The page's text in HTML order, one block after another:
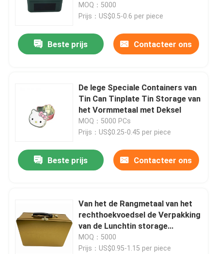
MOQ：5000
Prijs：US$0.5-0.6 per piece
Beste prijs Contacteer ons
De lege Speciale Containers van
Tin Can Tinplate Tin Storage van
het Vormmetaal met Deksel
MOQ：5000 PCs
Prijs：US$0.25-0.45 per piece
Beste prijs Contacteer ons
Van het de Rangmetaal van het
rechthoekvoedsel de Verpakking
van de Lunchtin storage
container food gift
MOQ：5000
Prijs：US$0.95-1.15 per piece